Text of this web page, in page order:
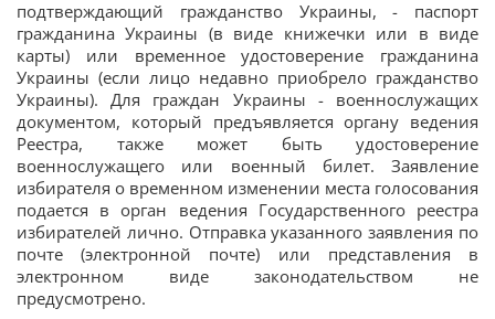
подтверждающий гражданство Украины, - паспорт
гражданина Украины (в виде книжечки или в виде
карты) или временное удостоверение гражданина
Украины (если лицо недавно приобрело гражданство
Украины). Для граждан Украины - военнослужащих
документом, который предъявляется органу ведения
Реестра, также может быть удостоверение
военнослужащего или военный билет. Заявление
избирателя о временном изменении места голосования
подается в орган ведения Государственного реестра
избирателей лично. Отправка указанного заявления по
почте (электронной почте) или представления в
электронном виде законодательством не
предусмотрено.